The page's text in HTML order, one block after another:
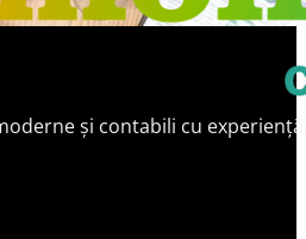
și contabili cu